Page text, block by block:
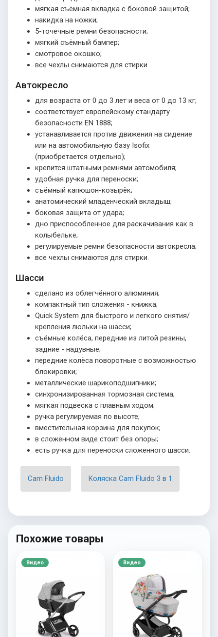
мягкая съёмная вкладка с боковой защитой;
накидка на ножки;
5-точечные ремни безопасности;
мягкий съёмный бампер;
смотровое окошко;
все чехлы снимаются для стирки.
Автокресло
для возраста от 0 до 3 лет и веса от 0 до 13 кг;
соответствует европейскому стандарту
безопасности EN 1888;
устанавливается против движения на сидение
или на автомобильную базу Isofix
(приобретается отдельно);
крепится штатными ремнями автомобиля;
удобная ручка для переноски;
съёмный капюшон-козырёк;
анатомический младенческий вкладыш;
боковая защита от удара;
дно приспособленное для раскачивания как в
колыбельке;
регулируемые ремни безопасности автокресла;
все чехлы снимаются для стирки.
Шасси
сделано из облегчённого алюминия;
компактный тип сложения - книжка;
Quick System для быстрого и легкого снятия/
крепления люльки на шасси;
съёмные колёса, передние из литой резины,
задние - надувные;
передние колёса поворотные с возможностью
блокировки;
металлические шарикоподшипники;
синхронизированная тормозная система;
мягкая подвеска с плавным ходом;
ручка регулируемая по высоте;
вместительная корзина для покупок;
в сложенном виде стоит без опоры;
есть ручка для переноски сложенного шасси.
Cam Fluido Коляска Cam Fluido 3 в 1
Похожие товары
Видео Видео